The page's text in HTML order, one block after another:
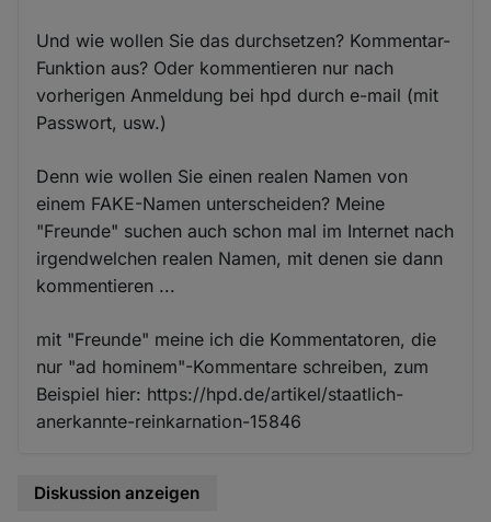
Und wie wollen Sie das durchsetzen? Kommentar-
Funktion aus? Oder kommentieren nur nach
vorherigen Anmeldung bei hpd durch e-mail (mit
Passwort, usw.)
Denn wie wollen Sie einen realen Namen von
einem FAKE-Namen unterscheiden? Meine
"Freunde" suchen auch schon mal im Internet nach
irgendwelchen realen Namen, mit denen sie dann
kommentieren ...
mit "Freunde" meine ich die Kommentatoren, die
nur "ad hominem"-Kommentare schreiben, zum
Beispiel hier: https://hpd.de/artikel/staatlich-
anerkannte-reinkarnation-15846
Diskussion anzeigen